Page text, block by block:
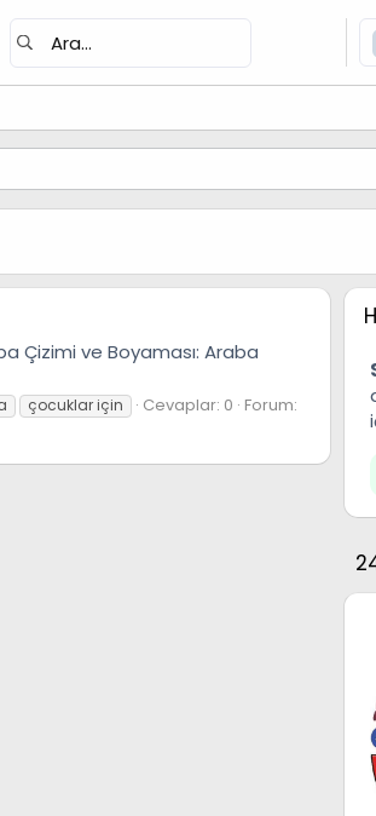
Çizimi ve Boyaması: Araba
çocuklar için Cevaplar: 0 Forum: